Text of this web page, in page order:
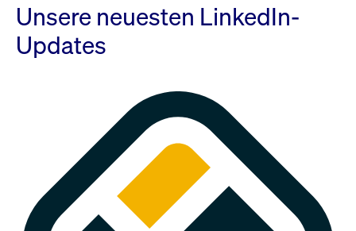
Unsere neuesten LinkedIn-
Updates